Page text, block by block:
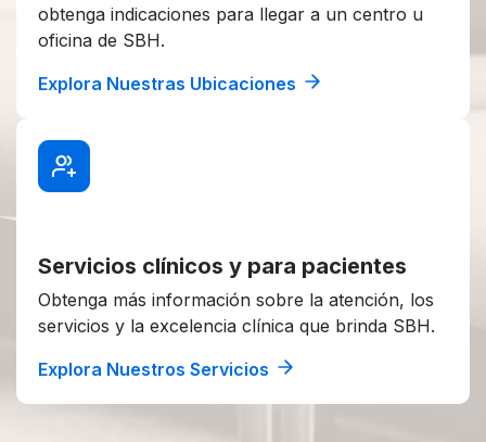
obtenga indicaciones para llegar a un centro u
oficina de SBH.
Explora Nuestras Ubicaciones
Servicios clínicos y para pacientes
Obtenga más información sobre la atención, los
servicios y la excelencia clínica que brinda SBH.
Explora Nuestros Servicios